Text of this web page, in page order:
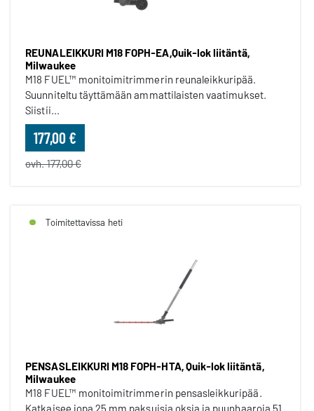
REUNALEIKKURI M18 FOPH-EA,Quik-lok liitäntä,
Milwaukee
M18 FUEL™ monitoimitrimmerin reunaleikkuripää.
Suunniteltu täyttämään ammattilaisten vaatimukset.
Siistii...
177,00 €
ovh. 177,00 €
Toimitettavissa heti
PENSASLEIKKURI M18 FOPH-HTA, Quik-lok liitäntä,
Milwaukee
M18 FUEL™ monitoimitrimmerin pensasleikkuripää.
Katkaisee jopa 25 mm paksuisia oksia ja puunhaaroja 51